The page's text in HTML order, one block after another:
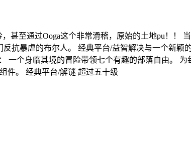
甚至通过Ooga这个非常滑稽，原始的土地pu！！
抗暴虐的布尔人。 经典平台/益智解决与一个新
一个身临其境的冒险带领七个有趣的部落自由。
件。 经典平台/解谜 超过五十级